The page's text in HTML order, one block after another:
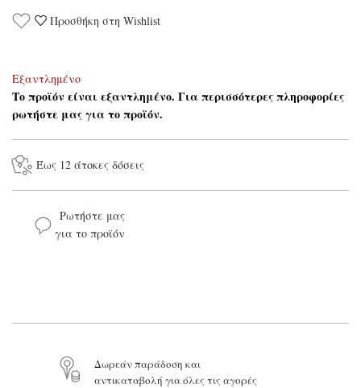
Προσθήκη στη Wishlist
Εξαντλημένο
Το προϊόν είναι εξαντλημένο. Για περισσότερες πληροφορίες
ρωτήστε μας για το προϊόν.
Έως 12 άτοκες δόσεις
Ρωτήστε μας
για το προϊόν
Δωρεάν παράδοση και
αντικαταβολή για όλες τις αγορές